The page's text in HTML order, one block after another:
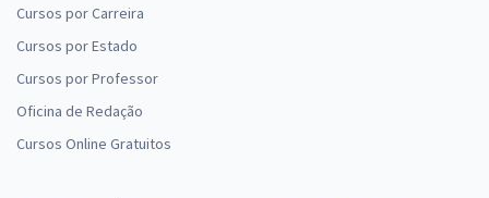
Cursos por Carreira
Cursos por Estado
Cursos por Professor
Oficina de Redação
Cursos Online Gratuitos